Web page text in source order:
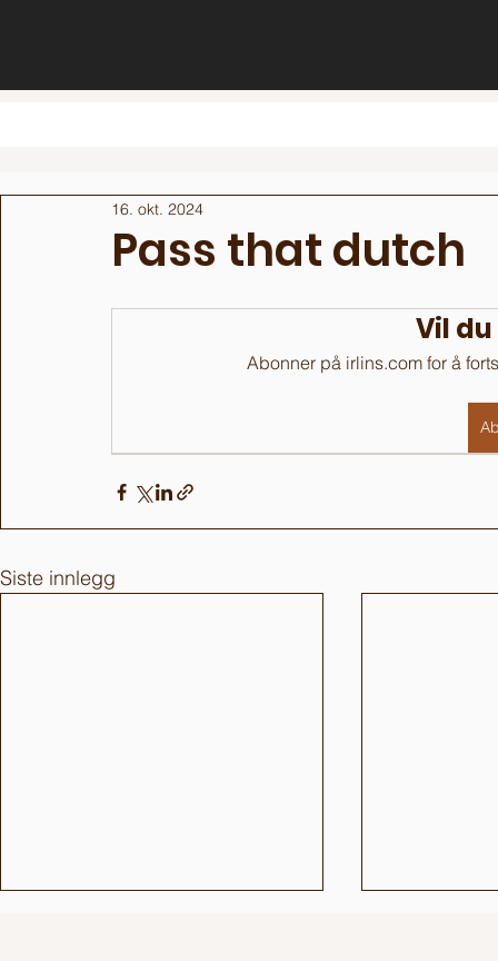
Pass that dutch
16. okt. 2024
Vil
Abonner på irlins.com for å
Siste innlegg